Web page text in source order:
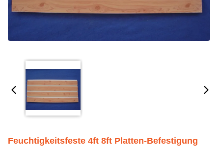
Feuchtigkeitsfeste 4ft 8ft Platten-Befestigung